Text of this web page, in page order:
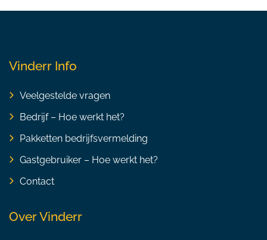
Vinderr Info
Veelgestelde vragen
Bedrijf – Hoe werkt het?
Pakketten bedrijfsvermelding
Gastgebruiker – Hoe werkt het?
Contact
Over Vinderr